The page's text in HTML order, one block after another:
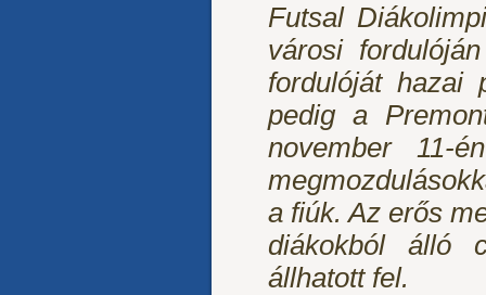
Futsal
városi
fordulóját hazai
pedig a
november 11-
a fiúk. Az erős
diákokból álló
állhatott fel.